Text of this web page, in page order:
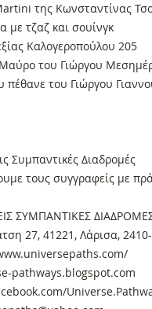
της Κωνσταντίνας
με τζαζ και σουίνγκ
Καλογεροπούλου 205
του Γιώργου
πέθανε του Γιώργου
Συμπαντικές Διαδρομές
τους συγγραφείς με
ΣΥΜΠΑΝΤΙΚΕΣ
27, 41221, Λάρισα,
pathways.blogspot.com